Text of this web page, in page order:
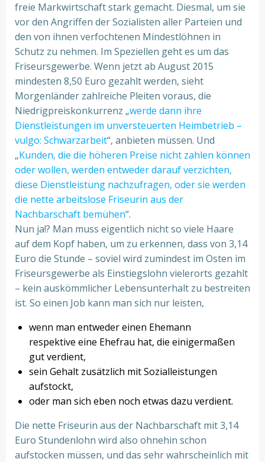
freie Markwirtschaft stark gemacht. Diesmal, um sie
vor den Angriffen der Sozialisten aller Parteien und
den von ihnen verfochtenen Mindestlöhnen in
Schutz zu nehmen. Im Speziellen geht es um das
Friseursgewerbe. Wenn jetzt ab August 2015
mindesten 8,50 Euro gezahlt werden, sieht
Morgenländer zahlreiche Pleiten voraus, die
Niedrigpreiskonkurrenz „werde dann ihre
Dienstleistungen im unversteuerten Heimbetrieb –
vulgo: Schwarzarbeit“, anbieten müssen. Und
„Kunden, die die höheren Preise nicht zahlen können
oder wollen, werden entweder darauf verzichten,
diese Dienstleistung nachzufragen, oder sie werden
die nette arbeitslose Friseurin aus der
Nachbarschaft bemühen“.
Nun ja!? Man muss eigentlich nicht so viele Haare
auf dem Kopf haben, um zu erkennen, dass von 3,14
Euro die Stunde – soviel wird zumindest im Osten im
Friseursgewerbe als Einstiegslohn vielerorts gezahlt
– kein auskömmlicher Lebensunterhalt zu bestreiten
ist. So einen Job kann man sich nur leisten,
wenn man entweder einen Ehemann
respektive eine Ehefrau hat, die einigermaßen
gut verdient,
sein Gehalt zusätzlich mit Sozialleistungen
aufstockt,
oder man sich eben noch etwas dazu verdient.
Die nette Friseurin aus der Nachbarschaft mit 3,14
Euro Stundenlohn wird also ohnehin schon
aufstocken müssen, und das sehr wahrscheinlich mit